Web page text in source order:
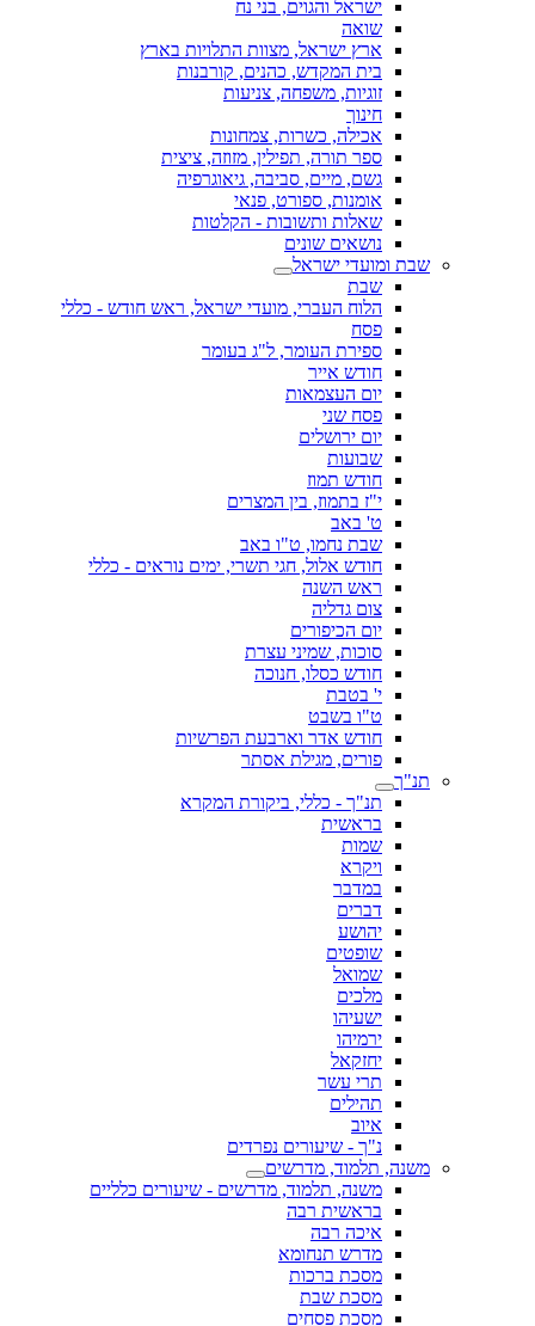
ישראל והגוים, בני נח
שואה
ארץ ישראל, מצוות התלויות בארץ
בית המקדש, כהנים, קורבנות
זוגיות, משפחה, צניעות
חינוך
אכילה, כשרות, צמחונות
ספר תורה, תפילין, מזוזה, ציצית
גשם, מיים, סביבה, גיאוגרפיה
אומנות, ספורט, פנאי
שאלות ותשובות - הקלטות
נושאים שונים
שבת ומועדי ישראל
שבת
הלוח העברי, מועדי ישראל, ראש חודש - כללי
פסח
ספירת העומר, ל"ג בעומר
חודש אייר
יום העצמאות
פסח שני
יום ירושלים
שבועות
חודש תמוז
י"ז בתמוז, בין המצרים
ט' באב
שבת נחמו, ט"ו באב
חודש אלול, חגי תשרי, ימים נוראים - כללי
ראש השנה
צום גדליה
יום הכיפורים
סוכות, שמיני עצרת
חודש כסלו, חנוכה
י' בטבת
ט"ו בשבט
חודש אדר וארבעת הפרשיות
פורים, מגילת אסתר
תנ"ך
תנ"ך - כללי, ביקורת המקרא
בראשית
שמות
ויקרא
במדבר
דברים
יהושע
שופטים
שמואל
מלכים
ישעיהו
ירמיהו
יחזקאל
תרי עשר
תהילים
איוב
נ"ך - שיעורים נפרדים
משנה, תלמוד, מדרשים
משנה, תלמוד, מדרשים - שיעורים כלליים
בראשית רבה
איכה רבה
מדרש תנחומא
מסכת ברכות
מסכת שבת
מסכת פסחים